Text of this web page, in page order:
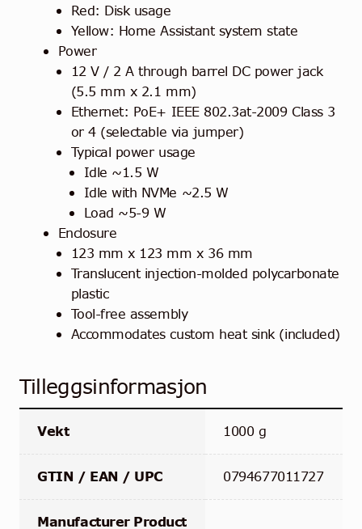
Red: Disk usage
Yellow: Home Assistant system state
Power
12 V / 2 A through barrel DC power jack
(5.5 mm x 2.1 mm)
Ethernet: PoE+ IEEE 802.3at-2009 Class 3
or 4 (selectable via jumper)
Typical power usage
Idle ~1.5 W
Idle with NVMe ~2.5 W
Load ~5-9 W
Enclosure
123 mm x 123 mm x 36 mm
Translucent injection-molded polycarbonate
plastic
Tool-free assembly
Accommodates custom heat sink (included)
Tilleggsinformasjon
Vekt 1000 g
GTIN / EAN / UPC 0794677011727
Manufacturer Product